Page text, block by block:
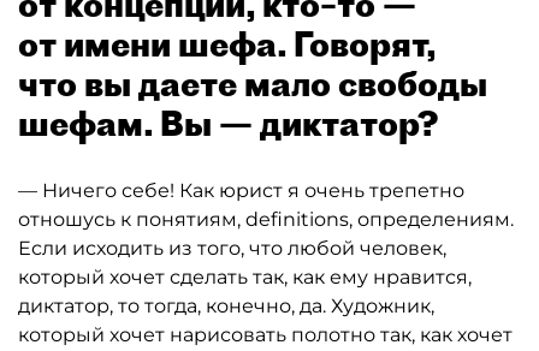
от имени шефа. Говорят,
что вы даете мало свободы
шефам. Вы — диктатор?
— Ничего себе! Как юрист я очень трепетно
отношусь к понятиям, definitions, определениям.
Если исходить из того, что любой человек,
который хочет сделать так, как ему нравится,
диктатор, то тогда, конечно, да. Художник,
который хочет нарисовать полотно так, как хочет